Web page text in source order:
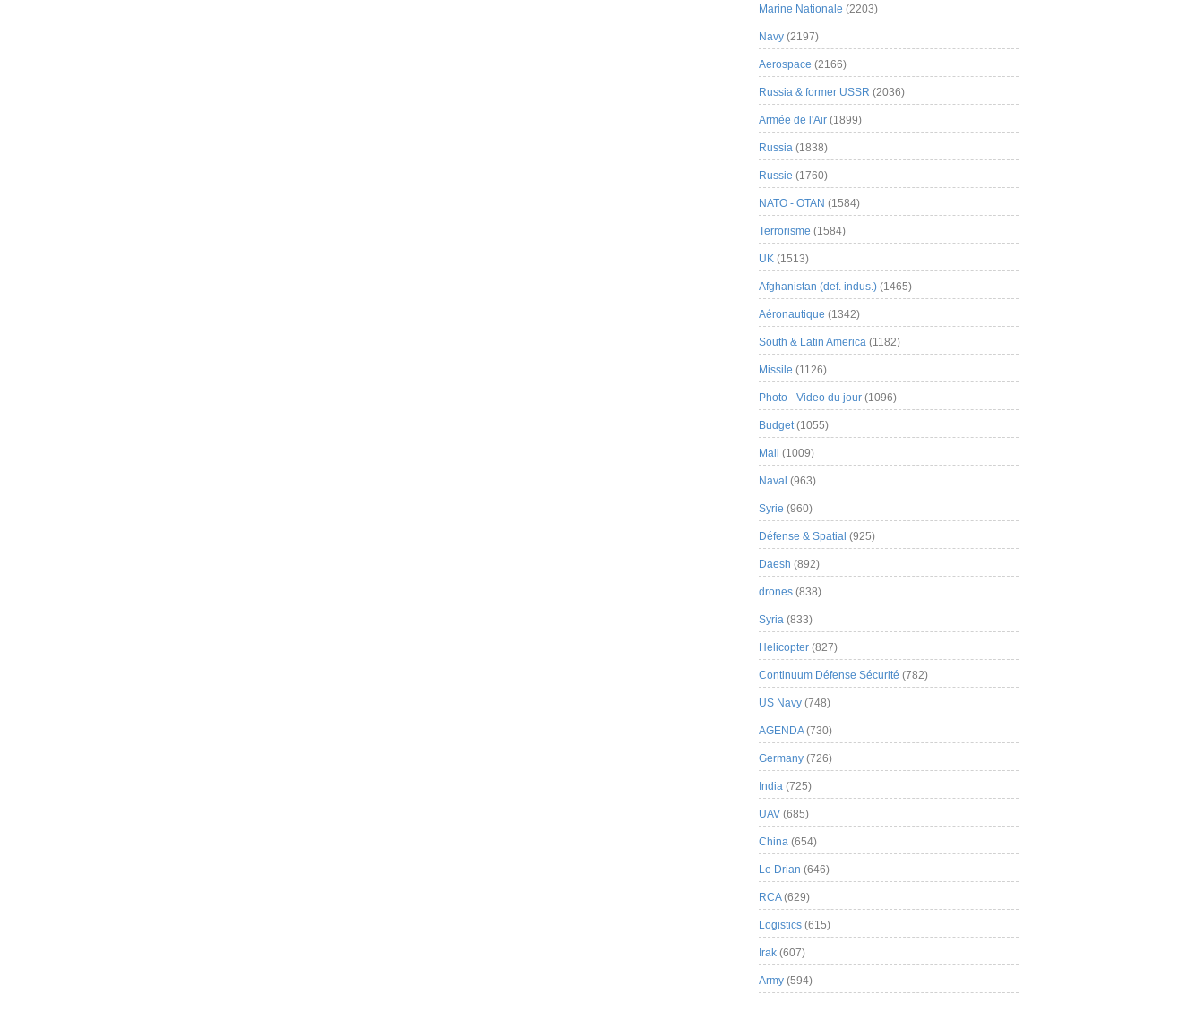
Marine Nationale (2203)
Navy (2197)
Aerospace (2166)
Russia & former USSR (2036)
Armée de l'Air (1899)
Russia (1838)
Russie (1760)
NATO - OTAN (1584)
Terrorisme (1584)
UK (1513)
Afghanistan (def. indus.) (1465)
Aéronautique (1342)
South & Latin America (1182)
Missile (1126)
Photo - Video du jour (1096)
Budget(1055)
Mali (1009)
Naval (963)
Syrie (960)
Défense & Spatial (925)
Daesh (892)
drones (838)
Syria (833)
Helicopter (827)
Continuum Défense Sécurité (782)
US Navy (748)
AGENDA(730)
Germany (726)
India (725)
UAV (685)
China (654)
Le Drian (646)
RCA(629)
Logistics (615)
Irak (607)
Army (594)